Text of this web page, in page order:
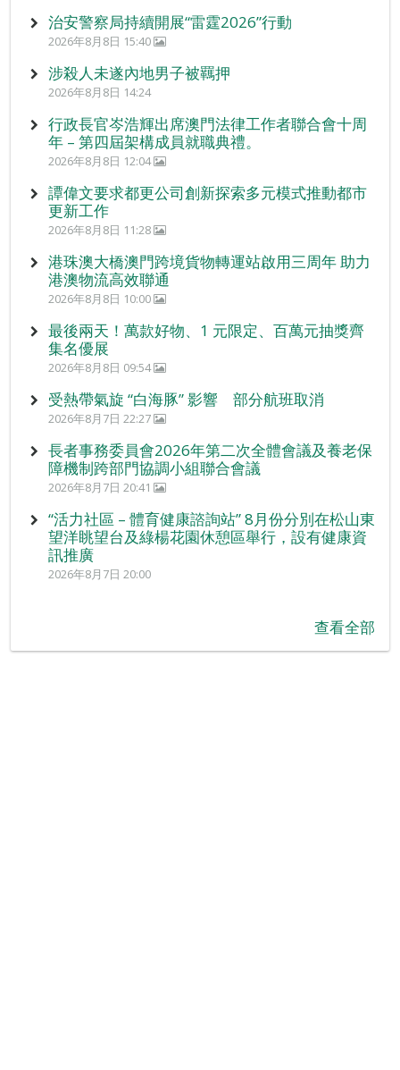
治安警察局持續開展“雷霆2026”行動
2026年8月8日 15:40
涉殺人未遂內地男子被羈押
2026年8月8日 14:24
行政長官岑浩輝出席澳門法律工作者聯合會十周
年 – 第四屆架構成員就職典禮。
2026年8月8日 12:04
譚偉文要求都更公司創新探索多元模式推動都市
更新工作
2026年8月8日 11:28
港珠澳大橋澳門跨境貨物轉運站啟用三周年 助力
港澳物流高效聯通
2026年8月8日 10:00
最後兩天！萬款好物、1 元限定、百萬元抽獎齊
集名優展
2026年8月8日 09:54
受熱帶氣旋 “白海豚” 影響 部分航班取消
2026年8月7日 22:27
長者事務委員會2026年第二次全體會議及養老保
障機制跨部門協調小組聯合會議
2026年8月7日 20:41
“活力社區 – 體育健康諮詢站” 8月份分別在松山東
望洋眺望台及綠楊花園休憩區舉行，設有健康資
訊推廣
2026年8月7日 20:00
查看全部